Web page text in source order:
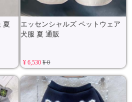
夏
エッセンシャルズ ペットウェア
犬服 夏 通販
¥ 6,530¥ 0